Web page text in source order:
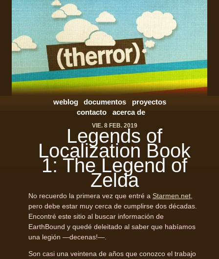
weblog documentos
proyectos
contacto
acerca de
VIE. 8 FEB. 2019
Legends of
Localization Book
1: The Legend of
Zelda
No recuerdo la primera vez que entré a Starmen.net
pero debe estar muy cerca de cumplirse dos décadas.
Encontré este sitio al buscar información de
EarthBound y quedé deleitado al saber que habíamos
una legión —decenas!—.
Son casi una veintena de años que conozco el trabajo